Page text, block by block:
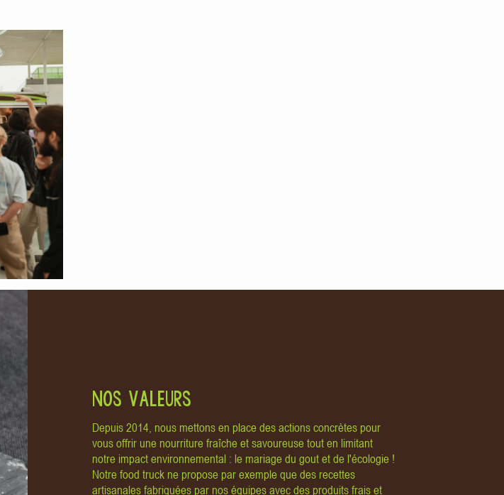
NOS VALEURS
Depuis 2014, nous mettons en place des actions concrètes pour
vous offrir une nourriture fraîche et savoureuse tout en limitant
notre impact environnemental : le mariage du gout et de l'écologie !
Notre food truck ne propose par exemple que des recettes
artisanales fabriquées par nos équipes avec des produits frais et